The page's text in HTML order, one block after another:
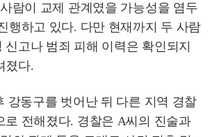
람이 교제 관계였을 가능성을 염두
행하고 있다. 다만 현재까지 두 사람
신고나 범죄 피해 이력은 확인되지
졌다.
강동구를 벗어난 뒤 다른 지역 경찰
로 전해졌다. 경찰은 A씨의 진술과